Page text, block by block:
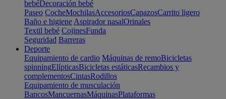
bebéDecoración bebé
Paseo CocheMochilasAccesoriosCapazosCarrito ligero
Baño e higiene Aspirador nasalOrinales
Textil bebé CojinesFunda
Seguridad Barreras
Deporte
Equipamiento de cardio Máquinas de remoBicicletas
spinningElípticasBicicletas estáticasRecambios y
complementosCintasRodillos
Equipamiento de musculación
BancosMancuernasMáquinasPlataformas